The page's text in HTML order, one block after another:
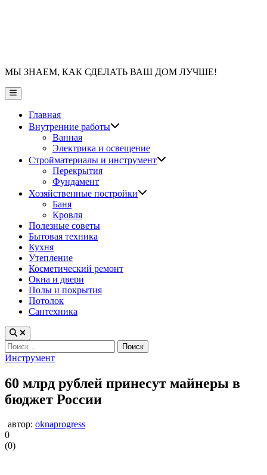
МЫ ЗНАЕМ, КАК СДЕЛАТЬ ВАШ ДОМ ЛУЧШЕ!
Главное
меню
Главная
Внутренние работы
Ванная
Электрика и освещение
Стройматериалы и инструмент
Перекрытия
Фундамент
Хозяйственные постройки
Баня
Кровля
Полезные советы
Бытовая техника
Кухня
Утепление
Косметический ремонт
Окна и двери
Полы и покрытия
Потолок
Сантехника
Найти:
Опубликовано
Инструмент
60 млрд рублей принесут майнеры в
бюджет России
автор: oknaprogress
0
(0)